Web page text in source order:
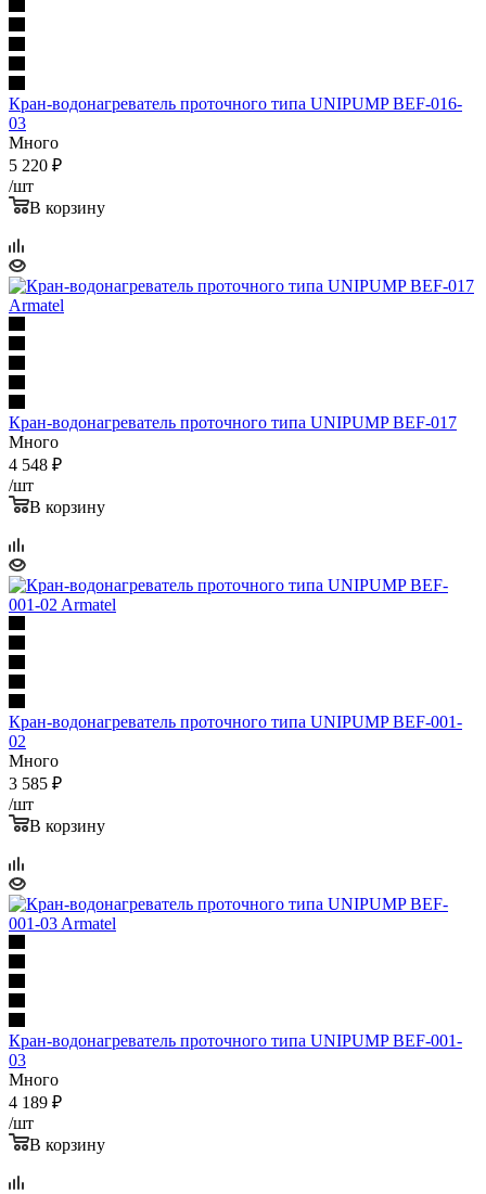
Кран-водонагреватель проточного типа UNIPUMP BEF-016-
03
Много
5 220 ₽
/шт
В корзину
Кран-водонагреватель проточного типа UNIPUMP BEF-017
Много
4 548 ₽
/шт
В корзину
Кран-водонагреватель проточного типа UNIPUMP BEF-001-
02
Много
3 585 ₽
/шт
В корзину
Кран-водонагреватель проточного типа UNIPUMP BEF-001-
03
Много
4 189 ₽
/шт
В корзину